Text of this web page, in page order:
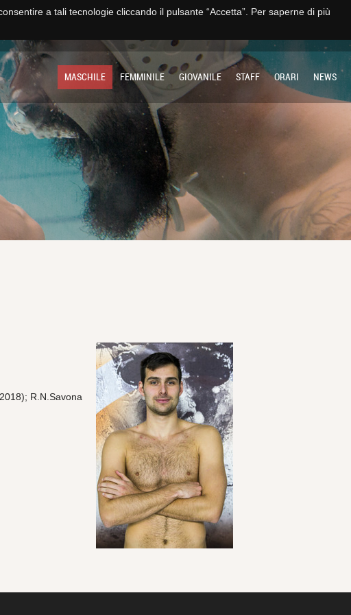
MASCHILE FEMMINILE GIOVANILE STAFF ORARI NEWS
R.N.Savona
a tali tecnologie cliccando il pulsante “Accetta”. Per saperne di più